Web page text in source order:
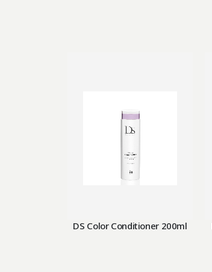
DS Color Conditioner 200ml